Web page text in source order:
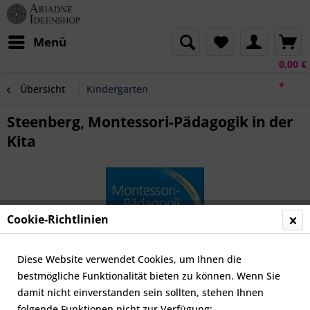
Menü
0,00 €
*
Übersicht Kindergarten
Steenberg, Montessori-Pädagogik in der
Kita
Cookie-Richtlinien
Diese Website verwendet Cookies, um Ihnen die
bestmögliche Funktionalität bieten zu können. Wenn Sie
damit nicht einverstanden sein sollten, stehen Ihnen